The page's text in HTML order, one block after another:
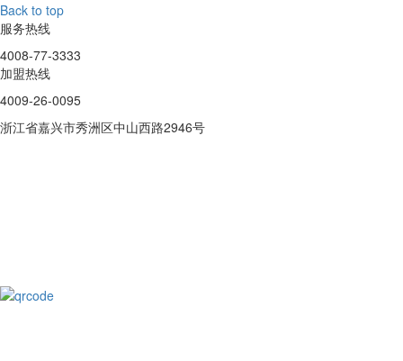
Back to top
服务热线
4008-77-3333
加盟热线
4009-26-0095
浙江省嘉兴市秀洲区中山西路2946号